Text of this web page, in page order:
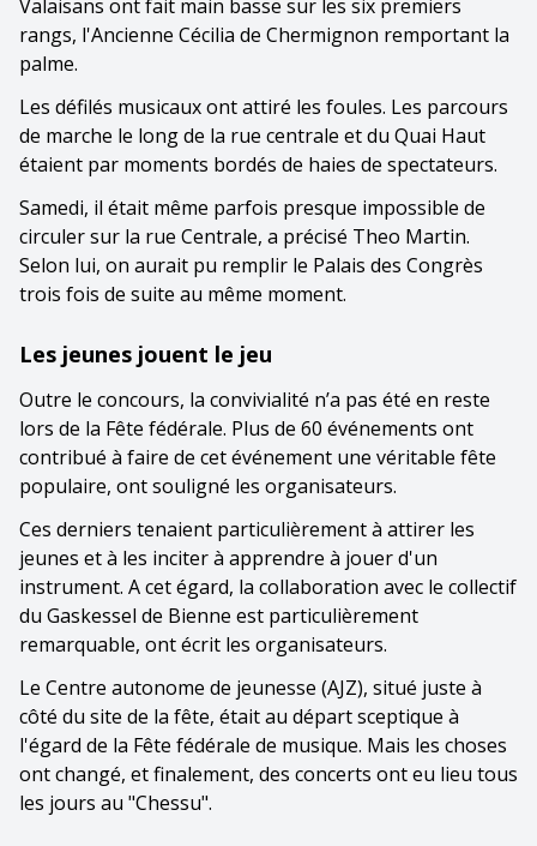
Valaisans ont fait main basse sur les six premiers
rangs, l'Ancienne Cécilia de Chermignon remportant la
palme.
Les défilés musicaux ont attiré les foules. Les parcours
de marche le long de la rue centrale et du Quai Haut
étaient par moments bordés de haies de spectateurs.
Samedi, il était même parfois presque impossible de
circuler sur la rue Centrale, a précisé Theo Martin.
Selon lui, on aurait pu remplir le Palais des Congrès
trois fois de suite au même moment.
Les jeunes jouent le jeu
Outre le concours, la convivialité n’a pas été en reste
lors de la Fête fédérale. Plus de 60 événements ont
contribué à faire de cet événement une véritable fête
populaire, ont souligné les organisateurs.
Ces derniers tenaient particulièrement à attirer les
jeunes et à les inciter à apprendre à jouer d'un
instrument. A cet égard, la collaboration avec le collectif
du Gaskessel de Bienne est particulièrement
remarquable, ont écrit les organisateurs.
Le Centre autonome de jeunesse (AJZ), situé juste à
côté du site de la fête, était au départ sceptique à
l'égard de la Fête fédérale de musique. Mais les choses
ont changé, et finalement, des concerts ont eu lieu tous
les jours au "Chessu".